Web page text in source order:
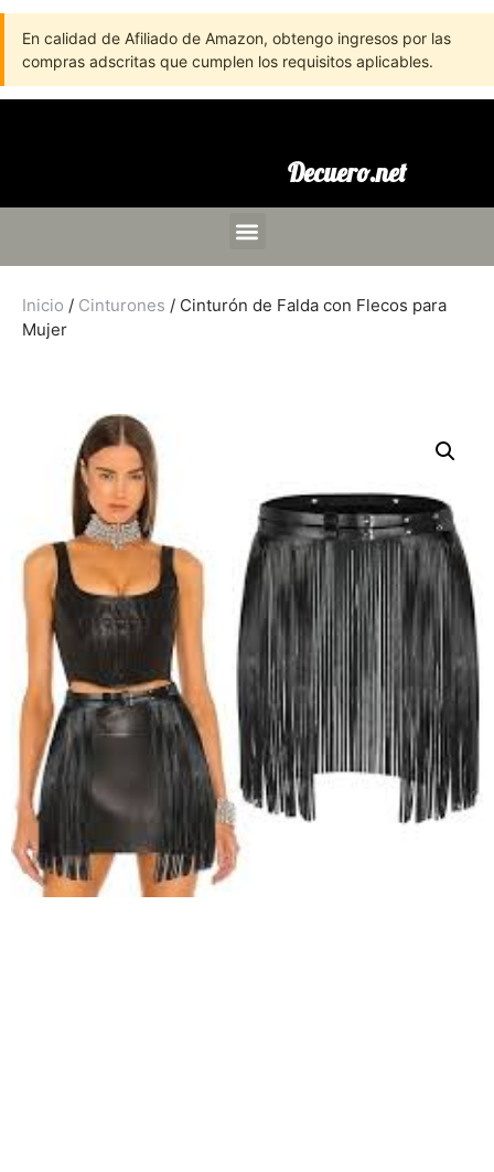
En calidad de Afiliado de Amazon, obtengo ingresos por las
compras adscritas que cumplen los requisitos aplicables.
Decuero.net
Inicio / Cinturones / Cinturón de Falda con Flecos para
Mujer